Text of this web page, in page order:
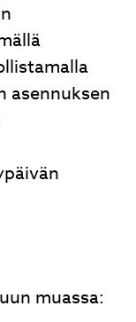
asennuksen
muassa: